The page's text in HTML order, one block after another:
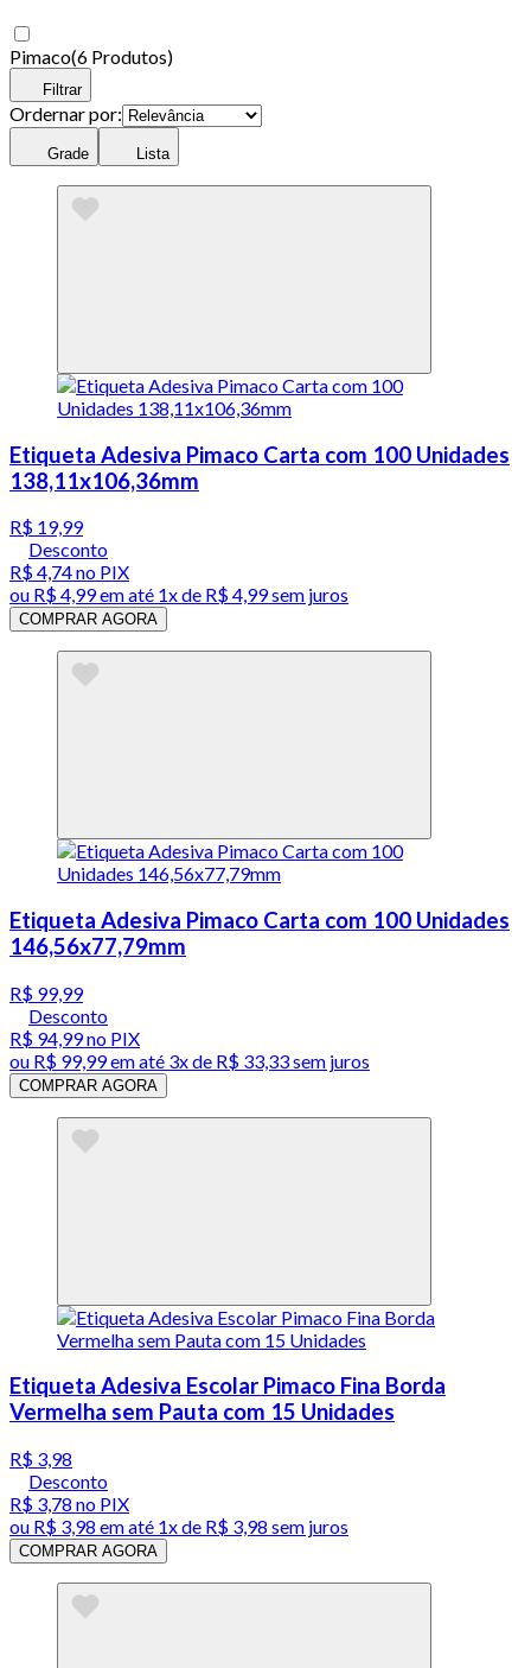
Pimaco(6 Produtos)
Filtrar
Ordernar por:
Grade Lista
Etiqueta Adesiva Pimaco Carta com 100 Unidades
138,11x106,36mm
R$ 19,99
Desconto
R$ 4,74no PIX
ou R$ 4,99em até 1x de R$ 4,99sem juros
COMPRAR AGORA
Etiqueta Adesiva Pimaco Carta com 100 Unidades
146,56x77,79mm
R$ 99,99
Desconto
R$ 94,99no PIX
ou R$ 99,99em até 3x de R$ 33,33 sem juros
COMPRAR AGORA
Etiqueta Adesiva Escolar Pimaco Fina Borda
Vermelha sem Pauta com 15 Unidades
R$ 3,98
Desconto
R$ 3,78 no PIX
ou R$ 3,98 em até 1x de R$ 3,98 sem juros
COMPRAR AGORA